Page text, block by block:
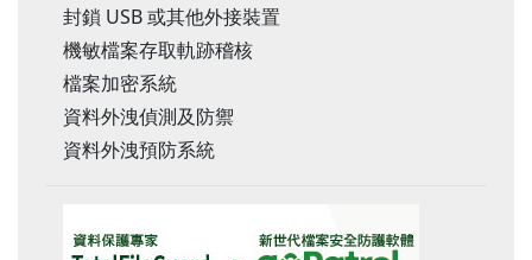
封鎖 USB 或其他外接裝置
機敏檔案存取軌跡稽核
檔案加密系統
資料外洩偵測及防禦
資料外洩預防系統